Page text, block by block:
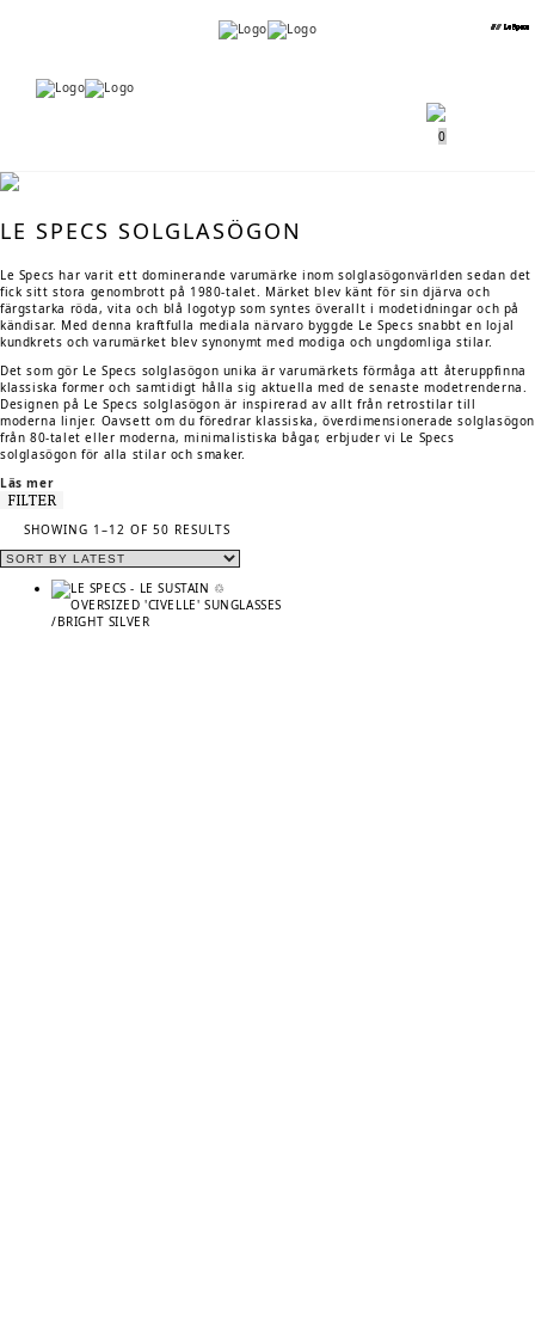
Menu
0
LE SPECS SOLGLASÖGON
Le Specs har varit ett dominerande varumärke inom solglasögonvärlden sedan det
fick sitt stora genombrott på 1980-talet. Märket blev känt för sin djärva och
färgstarka röda, vita och blå logotyp som syntes överallt i modetidningar och på
kändisar. Med denna kraftfulla mediala närvaro byggde Le Specs snabbt en lojal
kundkrets och varumärket blev synonymt med modiga och ungdomliga stilar.
Det som gör Le Specs solglasögon unika är varumärkets förmåga att återuppfinna
klassiska former och samtidigt hålla sig aktuella med de senaste modetrenderna.
Designen på Le Specs solglasögon är inspirerad av allt från retrostilar till
moderna linjer. Oavsett om du föredrar klassiska, överdimensionerade solglasögon
från 80-talet eller moderna, minimalistiska bågar, erbjuder vi Le Specs
solglasögon för alla stilar och smaker.
Läs mer
FILTER
SHOWING 1–12 OF 50 RESULTS
LATEST